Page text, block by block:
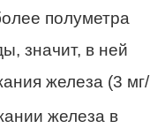
полуметра
значит, в ней
железа (3 мг/
железа в